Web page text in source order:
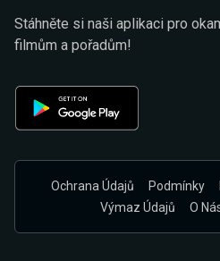
Stáhněte si naši aplikaci pro
filmům a pořadům!
Ochrana Údajů Podmínky
Výmaz Údajů
O